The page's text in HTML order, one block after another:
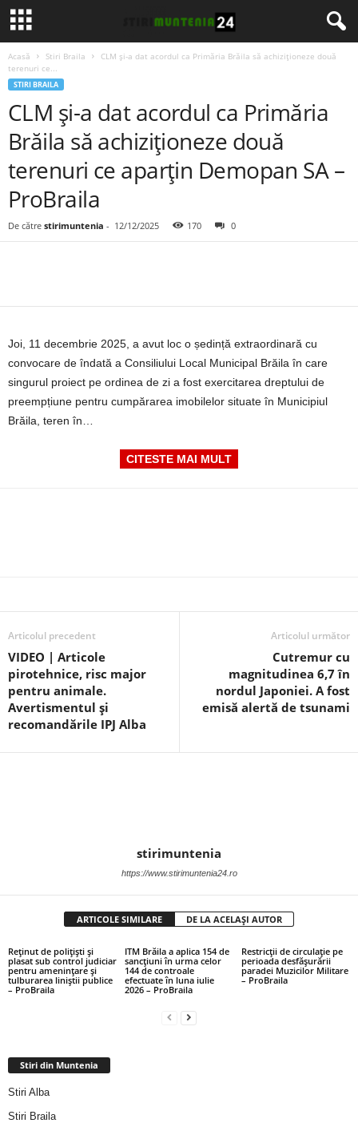
Acasă Stiri Braila
CLM și-a dat acordul ca Primăria Brăila să achiziționeze două
terenuri ce...
STIRI BRAILA
CLM și-a dat acordul ca Primăria
Brăila să achiziționeze două
terenuri ce aparțin Demopan SA –
ProBraila
De către stirimuntenia - 12/12/2025 170 0
Joi, 11 decembrie 2025, a avut loc o ședință extraordinară cu
convocare de îndată a Consiliului Local Municipal Brăila în care
singurul proiect pe ordinea de zi a fost exercitarea dreptului de
preempțiune pentru cumpărarea imobilelor situate în Municipiul
Brăila, teren în…
CITESTE MAI MULT
Articolul precedent
VIDEO | Articole
pirotehnice, risc major
pentru animale.
Avertismentul și
recomandările IPJ Alba
Articolul următor
Cutremur cu
magnitudinea 6,7 în
nordul Japoniei. A fost
emisă alertă de tsunami
stirimuntenia
https://www.stirimuntenia24.ro
ARTICOLE SIMILARE DE LA ACELAȘI AUTOR
Reținut de polițiști și
plasat sub control judiciar
pentru amenințare și
tulburarea liniștii publice
– ProBraila
ITM Brăila a aplica 154 de
sancțiuni în urma celor
144 de controale
efectuate în luna iulie
2026 – ProBraila
Restricții de circulație pe
perioada desfășurării
paradei Muzicilor Militare
– ProBraila
Stiri din Muntenia
Stiri Alba
Stiri Braila